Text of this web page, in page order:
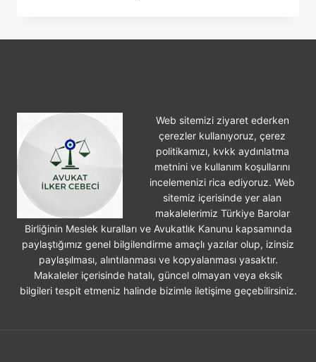
Web sitemizi ziyaret ederken
çerezler kullanıyoruz, çerez
politikamızı, kvkk aydınlatma
metnini ve kullanım koşullarını
incelemenizi rica ediyoruz. Web
sitemiz içerisinde yer alan
makalelerimiz Türkiye Barolar
Birliğinin Meslek kuralları ve Avukatlık Kanunu kapsamında
paylaştığımız genel bilgilendirme amaçlı yazılar olup, izinsiz
paylaşılması, alıntılanması ve kopyalanması yasaktır.
Makaleler içerisinde hatalı, güncel olmayan veya eksik
bilgileri tespit etmeniz halinde bizimle iletişime geçebilirsiniz.